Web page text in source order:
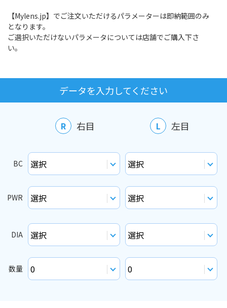
【Mylens.jp】でご注文いただけるパラメーターは即納範囲のみ
となります。
ご選択いただけないパラメータについては店舗でご購入下さ
い。
データを入力してください
R 右目 L 左目
BC
PWR
DIA
数量